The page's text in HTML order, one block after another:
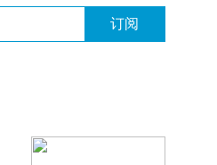
经费执行情况统计快
段教育、高等教育、
订阅